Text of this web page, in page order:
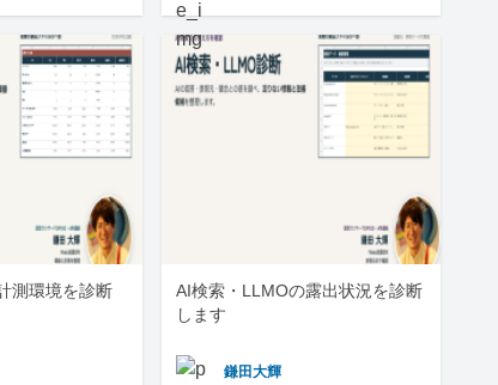
測環境を診断
AI検索・LLMOの露出状況を診断
します
鎌田大輝